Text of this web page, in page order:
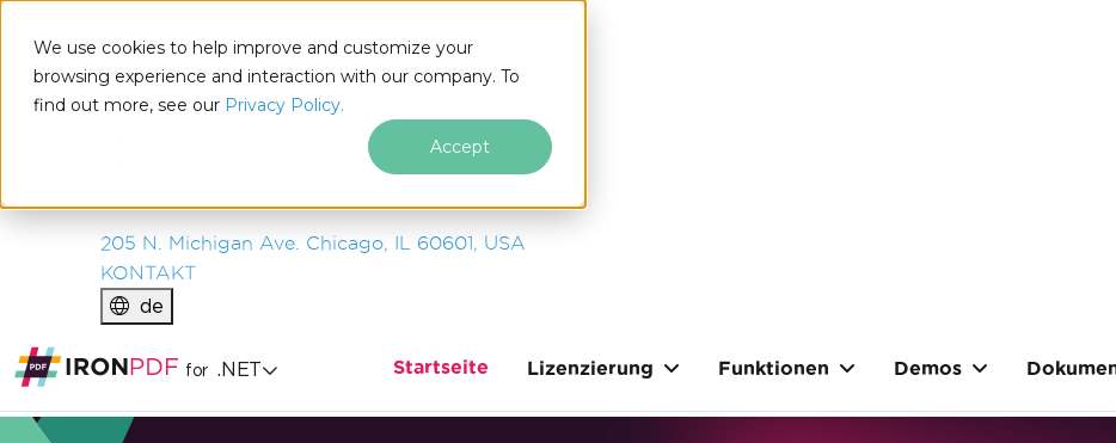
We use cookies to help improve and customize your
browsing experience and interaction with our company. To
find out more, see our Privacy Policy.
Accept
IRONSOFTWARE
PRODUKTE
UNTERNEHMEN
205 N. Michigan Ave. Chicago, IL 60601, USA
KONTAKT
de
for .NET Startseite Lizenzierung Funktionen Demos